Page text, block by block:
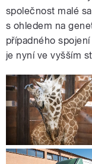
společnost malé
s ohledem na
případného
je nyní ve vyšším